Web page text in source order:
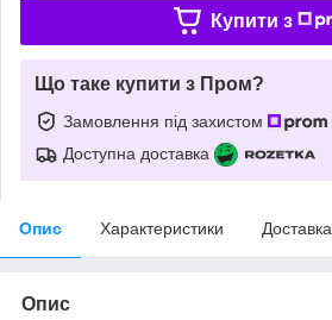
Купити з
Що таке купити з Пром?
Замовлення під захистом
Доступна доставка
Опис Характеристики Доставка
Опис